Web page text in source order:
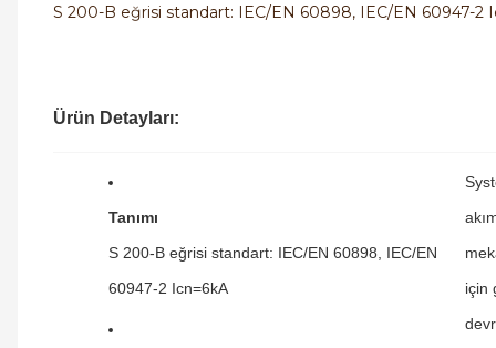
S 200-B eğrisi standart: IEC/EN 60898, IEC/EN 60947-2
Ürün Detayları:
Tanımı
S 200-B eğrisi standart: IEC/EN 60898, IEC/EN
60947-2 Icn=6kA
için